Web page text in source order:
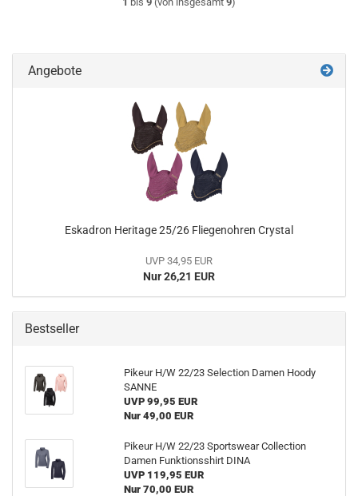
Angebote
Eskadron Heritage 25/26 Fliegenohren Crystal
UVP 34,95 EUR
Nur 26,21 EUR
Bestseller
Pikeur H/W 22/23 Selection Damen Hoody
SANNE
UVP 99,95 EUR
Nur 49,00 EUR
Pikeur H/W 22/23 Sportswear Collection
Damen Funktionsshirt DINA
UVP 119,95 EUR
Nur 70,00 EUR